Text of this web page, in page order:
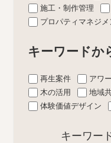
施工・制作管理
プロパティマネジメ
キーワードか
再生案件 アワ
木の活用
地域
体験価値デザイン
キーワー